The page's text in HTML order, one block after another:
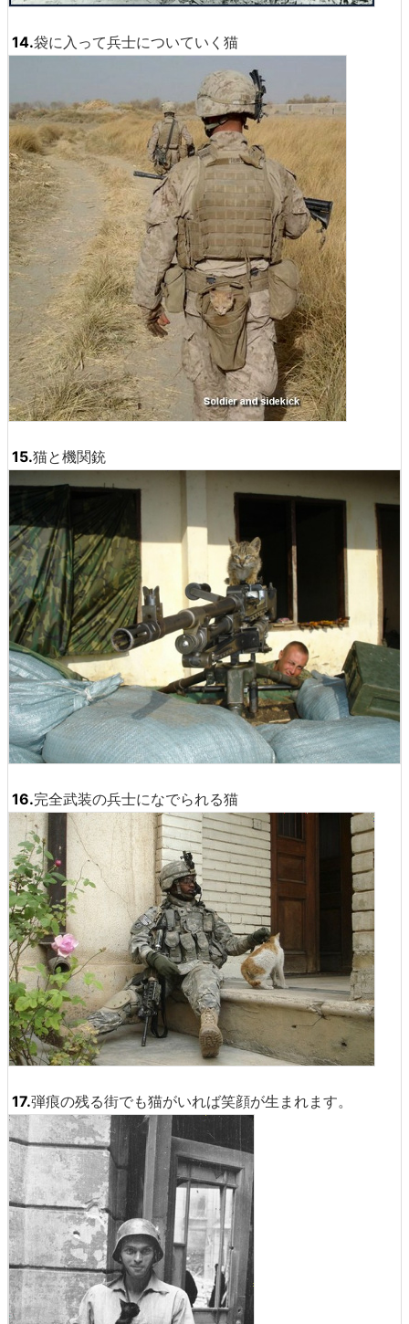
14.袋に入って兵士についていく猫
15.猫と機関銃
16.完全武装の兵士になでられる猫
17.弾痕の残る街でも猫がいれば笑顔が生まれます。